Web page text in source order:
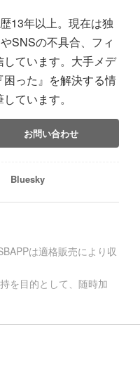
13年以上。現在は独
SNSの不具合、フィ
ています。大手メデ
った』を解決する情
ています。
お問い合わせ
Bluesky
は適格販売により収
を目的として、随時加